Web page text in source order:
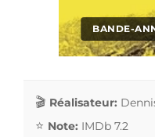
BANDE-
Réalisateur:
Note: IMDb 7.2